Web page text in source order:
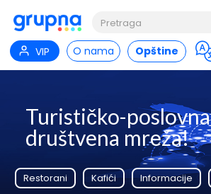
VIP O nama Opštine
Turističko-poslovna
društvena mreža!
Restorani Kafići Informacije